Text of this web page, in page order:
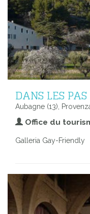
DANS LES
Aubagne (13),
Office du
Galleria Gay-Friendly